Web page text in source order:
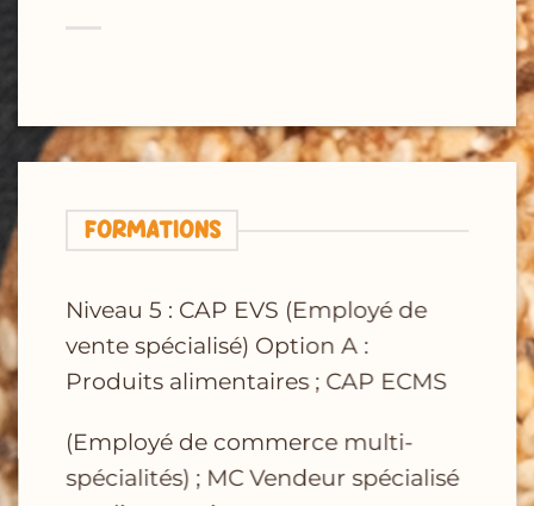
FORMATIONS
Niveau 5 : CAP EVS (Employé de
vente spécialisé) Option A :
Produits alimentaires ; CAP ECMS
(Employé de commerce multi-
spécialités) ; MC Vendeur spécialisé